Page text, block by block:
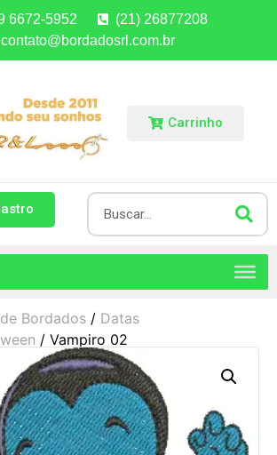
6672-5952
(21) 26877208
contato@bordadosrl.com.br
Carrinho
Bordados / Datas
/ Vampiro 02